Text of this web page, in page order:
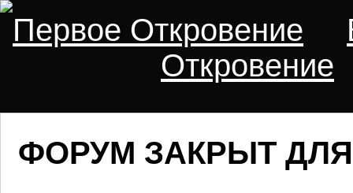
Первое Откровение
Откровение
ФОРУМ ЗАКРЫТ